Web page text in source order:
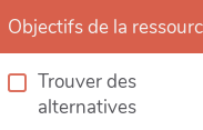
Objectifs de la
Trouver des
alternatives